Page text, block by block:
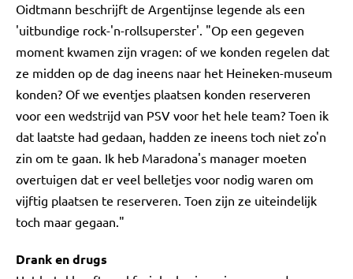
Oidtmann beschrijft de Argentijnse legende als een
'uitbundige rock-'n-rollsuperster'. "Op een gegeven
moment kwamen zijn vragen: of we konden regelen dat
ze midden op de dag ineens naar het Heineken-museum
konden? Of we eventjes plaatsen konden reserveren
voor een wedstrijd van PSV voor het hele team? Toen ik
dat laatste had gedaan, hadden ze ineens toch niet zo'n
zin om te gaan. Ik heb Maradona's manager moeten
overtuigen dat er veel belletjes voor nodig waren om
vijftig plaatsen te reserveren. Toen zijn ze uiteindelijk
toch maar gegaan."
Drank en drugs